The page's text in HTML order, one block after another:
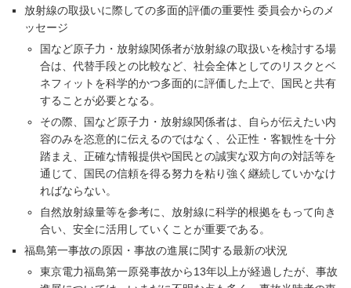
放射線の取扱いに際しての多面的評価の重要性 委員会からのメ
ッセージ
国など原子力・放射線関係者が放射線の取扱いを検討する場
合は、代替手段との比較など、社会全体としてのリスクとベ
ネフィットを科学的かつ多面的に評価した上で、国民と共有
することが必要となる。
その際、国など原子力・放射線関係者は、自らが伝えたい内
容のみを恣意的に伝えるのではなく、公正性・客観性を十分
踏まえ、正確な情報提供や国民との誠実な双方向の対話等を
通じて、国民の信頼を得る努力を粘り強く継続していかなけ
ればならない。
自然放射線量等を参考に、放射線に科学的根拠をもって向き
合い、安全に活用していくことが重要である。
福島第一事故の原因・事故の進展に関する最新の状況
東京電力福島第一原発事故から13年以上が経過したが、事故